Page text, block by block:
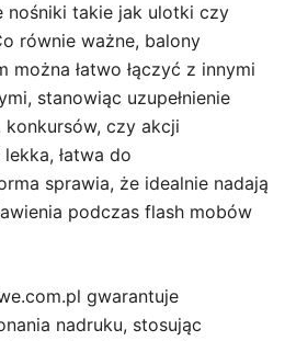
nośniki takie jak ulotki czy
równie ważne, balony
można łatwo łączyć z innymi
stanowiąc uzupełnienie
czy akcji
łatwa do
sprawia, że idealnie nadają
podczas flash mobów
gwarantuje
nadruku, stosując